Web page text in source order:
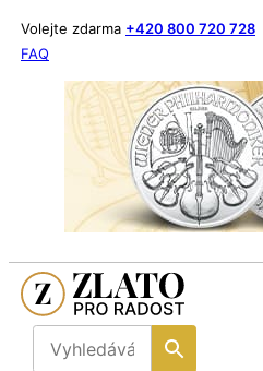
Volejte zdarma +420 800 720 728
FAQ